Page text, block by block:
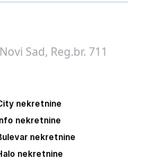
Sad, Reg.br. 711
nekretnine
nekretnine
nekretnine
nekretnine